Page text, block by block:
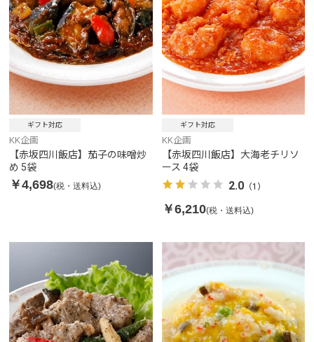
ギフト対応
KK企画
【赤坂四川飯店】茄子の味噌炒
め 5袋
￥4,698(税・送料込)
ギフト対応
KK企画
【赤坂四川飯店】大海老チリソ
ース 4袋
2.0（1）
￥6,210(税・送料込)